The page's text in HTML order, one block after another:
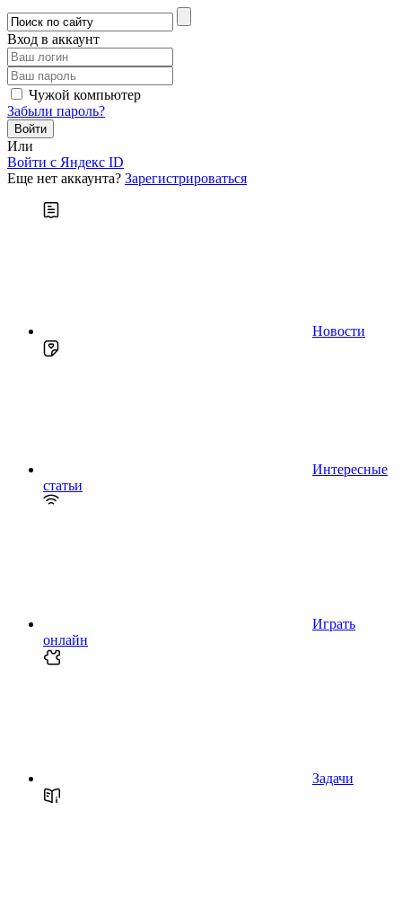
Вход в аккаунт
Чужой компьютер
Забыли пароль?
Или
Войти c Яндекс ID
Еще нет аккаунта? Зарегистрироваться
Новости
Интересные
статьи
Играть
онлайн
Задачи